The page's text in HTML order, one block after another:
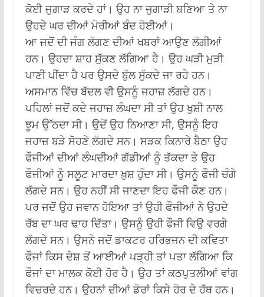
ਕੋਈ ਜੁਗਾੜ ਕਰਦੇ ਹਾਂ। ਉਹ ਨਾ ਜੁਗਾੜੀ ਬਣਿਆ ਤੇ ਨਾ
ਉਹਦੇ ਘਰ ਦੀਆਂ ਮੋਰੀਆਂ ਬੰਦ ਹੋਈਆਂ।
ਆ ਜਦੋਂ ਦੀ ਜੰਗ ਲੱਗਣ ਦੀਆਂ ਖਬਰਾਂ ਆਉਣ ਲੱਗੀਆਂ
ਹਨ। ਉਹਦਾ ਸ਼ਾਹ ਸੁੱਕਣ ਲੱਗਿਆ ਹੈ। ਉਹ ਘੜੀ ਮੁੜੀ
ਪਾਣੀ ਪੀਂਦਾ ਹੈ ਪਰ ਉਸਦੇ ਬੁੱਲ ਸੁੱਕਦੇ ਜਾ ਰਹੇ ਹਨ।
ਅਸਮਾਨ ਵਿੱਚ ਬੱਦਲ ਵੀ ਉਸਨੂੰ ਜਹਾਜ਼ ਲੱਗਦੇ ਹਨ।
ਪਹਿਲਾਂ ਜਦੋਂ ਕਦੇ ਜਹਾਜ਼ ਲੰਘਦਾ ਸੀ ਤਾਂ ਉਹ ਖੁਸ਼ੀ ਨਾਲ
ਝੂਮ ਉੱਠਦਾ ਸੀ। ਉਦੋਂ ਉਹ ਨਿਆਣਾ ਸੀ, ਉਸਨੂੰ ਇਹ
ਜਹਾਜ਼ ਬੜੇ ਸੋਹਣੇ ਲੱਗਦੇ ਸਨ। ਸੜਕ ਕਿਨਾਰੇ ਬੈਠਾ ਉਹ
ਫੌਜੀਆਂ ਦੀਆਂ ਲੰਘਦੀਆਂ ਗੱਡੀਆਂ ਨੂੰ ਤੱਕਦਾ ਤੇ ਉਹ
ਫੌਜੀਆਂ ਨੂੰ ਸਲੂਟ ਮਾਰਦਾ ਖ਼ੁਸ਼ ਹੁੰਦਾ ਸੀ। ਉਸਨੂੰ ਫੌਜੀ ਚੰਗੇ
ਲੱਗਦੇ ਸਨ। ਉਹ ਨਹੀਂ ਸੀ ਜਾਣਦਾ ਇਹ ਫੌਜੀ ਕੌਣ ਹਨ।
ਪਰ ਜਦੋਂ ਉਹ ਜਵਾਨ ਹੋਇਆ ਤਾਂ ਉਹੀ ਫੌਜੀਆਂ ਨੇ ਉਹਦੇ
ਰੱਬ ਦਾ ਘਰ ਢਾਹ ਦਿੱਤਾ। ਉਸਨੂੰ ਉਹੀ ਫੌਜੀ ਵਿਉ ਵਰਗੇ
ਲੱਗਦੇ ਸਨ। ਉਸਨੇ ਜਦੋਂ ਡਾਕਟਰ ਹਰਿਭਜਨ ਦੀ ਕਵਿਤਾ
ਫੌਜਾਂ ਕਿਸ ਦੇਸ਼ ਤੋਂ ਆਈਆਂ ਪੜ੍ਹੀ ਤਾਂ ਪਤਾ ਲੱਗਿਆ ਕਿ
ਫੌਜਾਂ ਦਾ ਮਾਲਕ ਕੋਈ ਹੋਰ ਹੈ। ਉਹ ਤਾਂ ਕਠਪੁਤਲੀਆਂ ਵਾਂਗ
ਵਿਚਰਦੇ ਹਨ। ਉਹਨਾਂ ਦੀਆਂ ਡੋਰਾਂ ਕਿਸੇ ਹੋਰ ਦੇ ਹੱਥ ਹਨ।